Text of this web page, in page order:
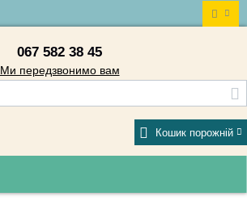
067 582 38 45
Ми передзвонимо вам
Кошик порожній